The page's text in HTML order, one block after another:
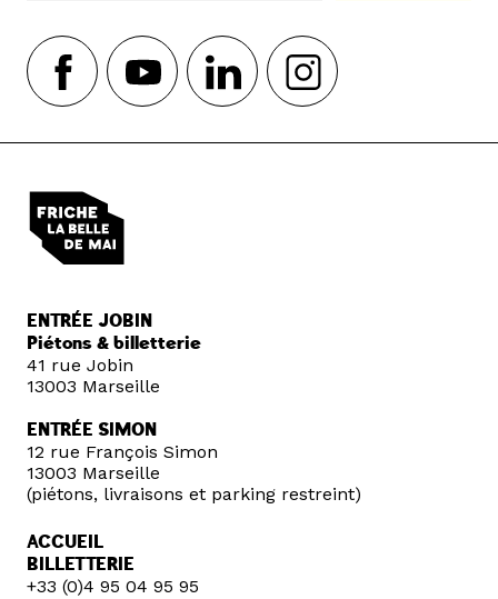
ENTRÉE JOBIN
Piétons & billetterie
41 rue Jobin
13003 Marseille
ENTRÉE SIMON
12 rue François Simon
13003 Marseille
(piétons, livraisons et parking restreint)
ACCUEIL
BILLETTERIE
+33 (0)4 95 04 95 95